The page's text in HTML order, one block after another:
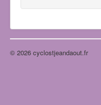
© 2026 cyclostjeandaout.fr